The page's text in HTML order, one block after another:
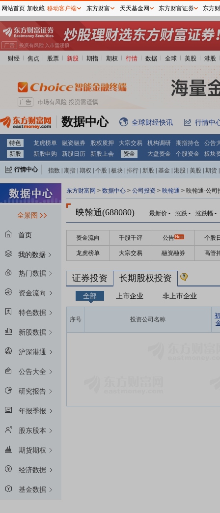
财经 焦点 股票 新股 期指 期权 行情 数据 全球 美股 港股
数据中心 全球财经快讯 行情中
特色 龙虎榜单 融资融券 股权质押 大宗交易 机构调研 期指持仓
公告
新股
新股申购 新股日历 新股上会 资金 大盘资金 个股资金 板块
行情中心 指数 期指 期权 个股 板块 排行 新股 基金 港股 美股 期货
全景图
首页
我的数据
热门数据
资金流向
特色数据
新股数据
沪深港通
公告大全
研究报告
年报季报
股东股本
期货期权
经济数据
基金数据
东方财富网 > 数据中心 > 公司投资 > 映翰通 > 映翰通-公司
映翰通(688080) 最新价 - 涨跌 - 涨跌幅 -
资金流向 千股千评 公告 个股
龙虎榜单 大宗交易 融资融券 高管
证券投资 长期股权投资
全部 上市企业 非上市企业
序号 投资公司名称
网站首页 加收藏 移动客户端 东方财富 天天基金网 东方财富证券 东方